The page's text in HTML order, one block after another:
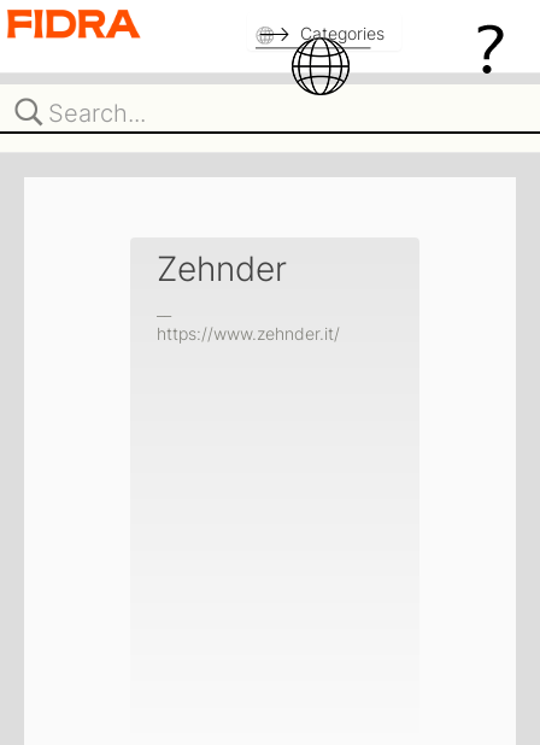
Categories
Zehnder
https://www.zehnder.it/